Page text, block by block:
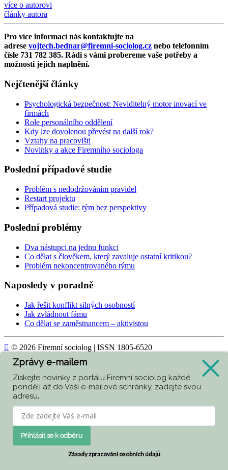
více o autorovi
články autora
Pro více informací nás kontaktujte na
adrese vojtech.bednar@firemni-sociolog.cz nebo telefonním
čísle 731 782 385. Rádi s vámi probereme vaše potřeby a
možnosti jejich naplnění.
Nejčtenější články
Psychologická bezpečnost: Neviditelný motor inovací ve
firmách
Role personálního oddělení
Kdy lze dovolenou převést na další rok?
Vztahy na pracovišti
Novinky a akce Firemního sociologa
Poslední případové studie
Problém s nedodržováním pravidel
Restart projektu
Případová studie: tým bez perspektivy
Poslední problémy
Dva nástupci na jednu funkci
Co dělat s člověkem, který zavaluje ostatní kritikou?
Problém nekoncentrovaného týmu
Naposledy v poradně
Jak řešit konflikt silných osobností
Jak zvládnout fámu
Co dělat se zaměstnancem – aktivistou
 © 2026 Firemní sociolog | ISSN 1805-6520
Today227
Yesterday849
Week 1933
Month2790
415264
Currently are 38 guests and no members online
Zprávy e-mailem
Získejte novinky z portálu Firemní sociolog každé
pondělí až do Vaší e-mailové schránky, zadejte svou
adresu.
Přihlásit se k odběru
Zásady zpracování osobních údajů